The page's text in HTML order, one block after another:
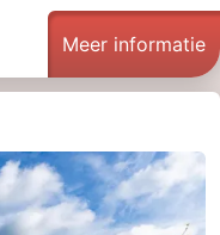
Meer informatie